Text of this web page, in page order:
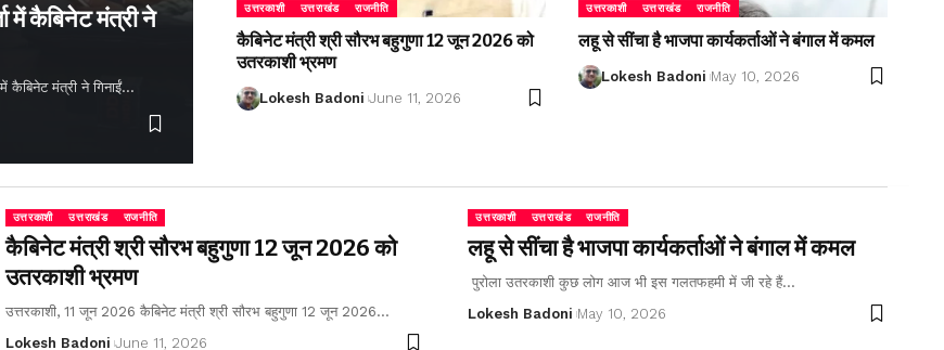
में कैबिनेट मंत्री ने
कैबिनेट मंत्री ने गिनाईं…
उत्तरकाशी उत्तराखंड राजनीति
कैबिनेट मंत्री श्री सौरभ बहुगुणा 12 जून 2026 को
उतरकाशी भ्रमण
Lokesh Badoni June 11, 2026
उत्तरकाशी उत्तराखंड राजनीति
लहू से सींचा है भाजपा कार्यकर्ताओं ने बंगाल में कमल
Lokesh Badoni May 10, 2026
उत्तरकाशी उत्तराखंड राजनीति
कैबिनेट मंत्री श्री सौरभ बहुगुणा 12 जून 2026 को
उतरकाशी भ्रमण
उत्तरकाशी, 11 जून 2026 कैबिनेट मंत्री श्री सौरभ बहुगुणा 12 जून 2026…
Lokesh Badoni June 11, 2026
उत्तरकाशी उत्तराखंड राजनीति
लहू से सींचा है भाजपा कार्यकर्ताओं ने बंगाल में कमल
पुरोला उतरकाशी कुछ लोग आज भी इस गलतफहमी में जी रहे हैं…
Lokesh Badoni May 10, 2026